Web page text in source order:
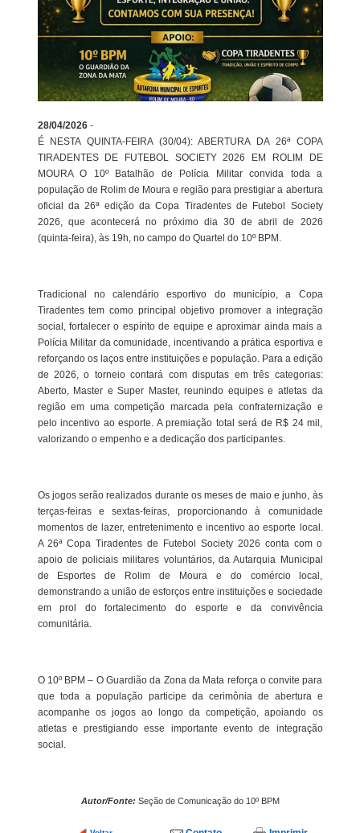
28/04/2026 -
É NESTA QUINTA-FEIRA (30/04): ABERTURA DA 26ª COPA
TIRADENTES DE FUTEBOL SOCIETY 2026 EM ROLIM DE
MOURA O 10º Batalhão de Polícia Militar convida toda a
população de Rolim de Moura e região para prestigiar a abertura
oficial da 26ª edição da Copa Tiradentes de Futebol Society
2026, que acontecerá no próximo dia 30 de abril de 2026
(quinta-feira), às 19h, no campo do Quartel do 10º BPM.
Tradicional no calendário esportivo do município, a Copa
Tiradentes tem como principal objetivo promover a integração
social, fortalecer o espírito de equipe e aproximar ainda mais a
Polícia Militar da comunidade, incentivando a prática esportiva e
reforçando os laços entre instituições e população. Para a edição
de 2026, o torneio contará com disputas em três categorias:
Aberto, Master e Super Master, reunindo equipes e atletas da
região em uma competição marcada pela confraternização e
pelo incentivo ao esporte. A premiação total será de R$ 24 mil,
valorizando o empenho e a dedicação dos participantes.
Os jogos serão realizados durante os meses de maio e junho, às
terças-feiras e sextas-feiras, proporcionando à comunidade
momentos de lazer, entretenimento e incentivo ao esporte local.
A 26ª Copa Tiradentes de Futebol Society 2026 conta com o
apoio de policiais militares voluntários, da Autarquia Municipal
de Esportes de Rolim de Moura e do comércio local,
demonstrando a união de esforços entre instituições e sociedade
em prol do fortalecimento do esporte e da convivência
comunitária.
O 10º BPM – O Guardião da Zona da Mata reforça o convite para
que toda a população participe da cerimônia de abertura e
acompanhe os jogos ao longo da competição, apoiando os
atletas e prestigiando esse importante evento de integração
social.
Autor/Fonte: Seção de Comunicação do 10º BPM